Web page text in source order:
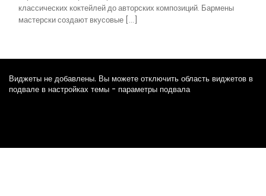
классических коктейлей до авторских композиций. Бармены
мастерски создают вкусовые […]
Виджеты не добавлены. Вы можете отключить область виджетов в
подвале в настройках темы - параметры подвала